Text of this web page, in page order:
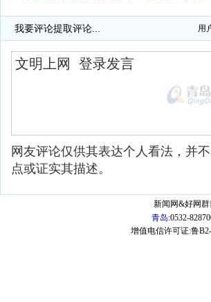
我要评论提取评论... 用
网友评论仅供其表达个人看法，并
点或证实其描述。